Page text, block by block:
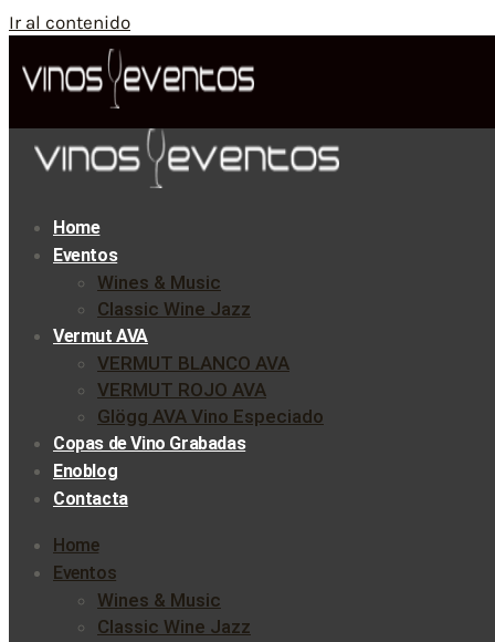
Ir al contenido
Home
Eventos
Wines & Music
Classic Wine Jazz
Vermut AVA
VERMUT BLANCO AVA
VERMUT ROJO AVA
Glögg AVA Vino Especiado
Copas de Vino Grabadas
Enoblog
Contacta
Home
Eventos
Wines & Music
Classic Wine Jazz